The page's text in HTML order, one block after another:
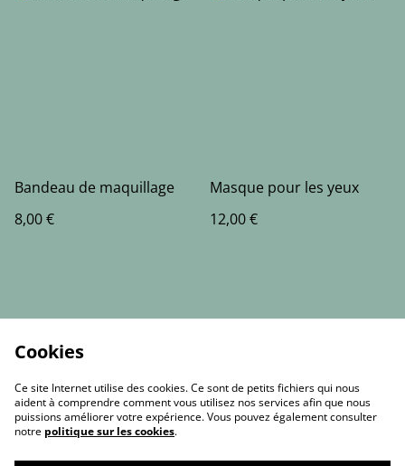
Bandeau de maquillage
8,00 €
Masque pour les yeux
12,00 €
Cookies
Ce site Internet utilise des cookies. Ce sont de petits fichiers qui nous
aident à comprendre comment vous utilisez nos services afin que nous
puissions améliorer votre expérience. Vous pouvez également consulter
notre politique sur les cookies.